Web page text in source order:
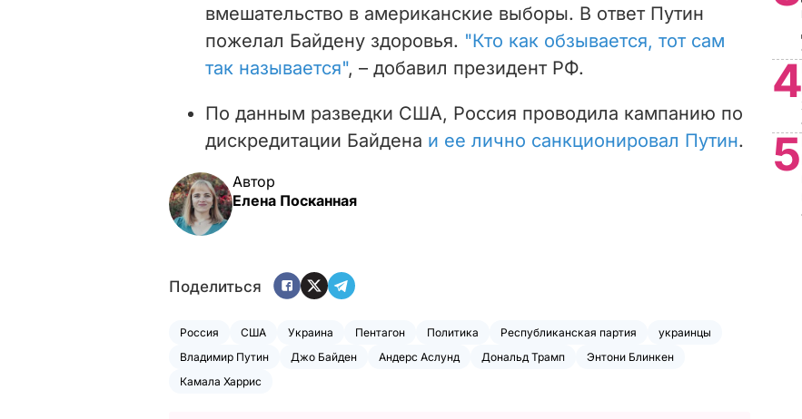
вмешательство в американские выборы. В ответ Путин
пожелал Байдену здоровья. "Кто как обзывается, тот сам
так называется", – добавил президент РФ.
По данным разведки США, Россия проводила кампанию по
дискредитации Байдена и ее лично санкционировал Путин.
Автор
Елена Посканная
Поделиться
Россия США Украина Пентагон Политика Республиканская партия
украинцы
Владимир Путин
Джо Байден Андерс Аслунд Дональд Трамп
Энтони Блинкен
Камала Харрис
4
5